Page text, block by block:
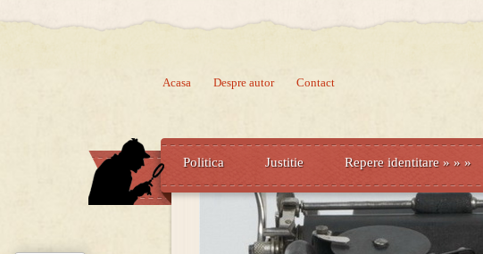
Acasa Despre autor Contact
Politica Justitie Repere identitare » » »